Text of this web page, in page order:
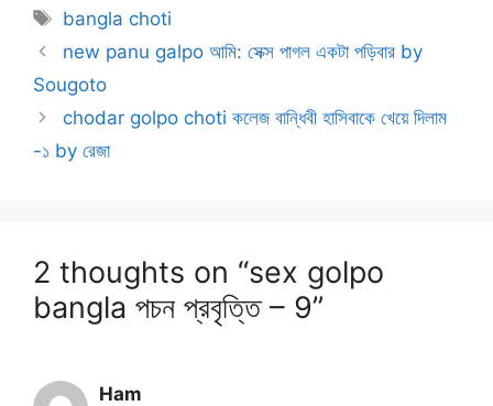
Tags
bangla choti
new panu galpo আমি: সেক্স পাগল একটা পড়িবার by
Sougoto
chodar golpo choti কলেজ বান্ধিবী হাসিবাকে খেয়ে দিলাম
-১ by রেজা
2 thoughts on “sex golpo
bangla পচন প্রবৃত্তি – 9”
Ham